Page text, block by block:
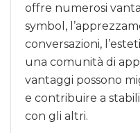
offre numerosi
symbol,
conversazioni,
una comunità di
vantaggi possono
e contribuire a
con gli altri.